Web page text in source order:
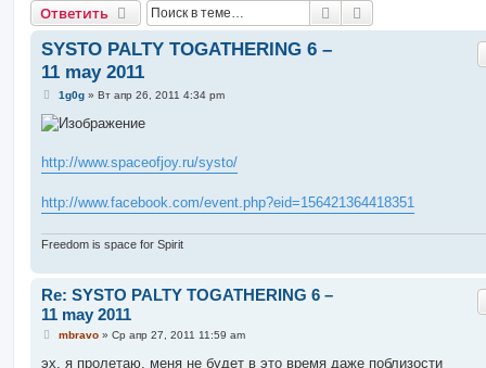
Ответить Поиск
SYSTO PALTY TOGATHERING 6 –
11 may 2011
С
о
б
е
н
е
1g0g» Вт апр 26, 2011 4:34 pm
http://www.spaceofjoy.ru/systo/
http://www.facebook.com/event.php?eid=156421364418351
Freedom is space for Spirit
Re: SYSTO PALTY TOGATHERING 6 –
11 may 2011
С
о
mbravo» Ср апр 27, 2011 11:59 am
эх, я пролетаю, меня не будет в это время даже поблизости